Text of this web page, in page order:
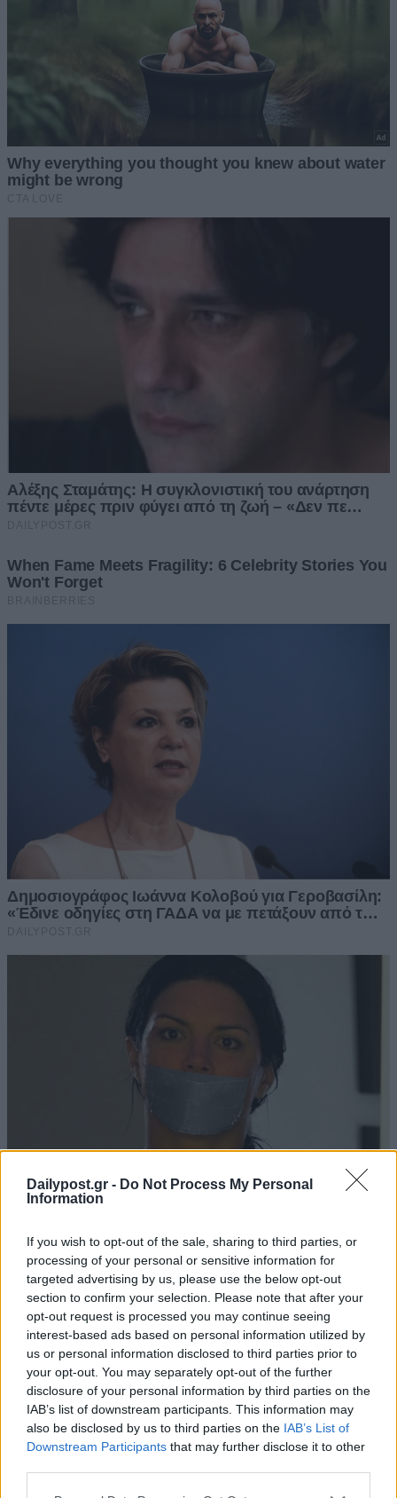
Dailypost.gr - Do Not Process My Personal
Information
If you wish to opt-out of the sale, sharing to third parties, or
processing of your personal or sensitive information for
targeted advertising by us, please use the below opt-out
section to confirm your selection. Please note that after your
opt-out request is processed you may continue seeing
interest-based ads based on personal information utilized by
us or personal information disclosed to third parties prior to
your opt-out. You may separately opt-out of the further
disclosure of your personal information by third parties on the
IAB’s list of downstream participants. This information may
also be disclosed by us to third parties on the IAB’s List of
Downstream Participants that may further disclose it to other